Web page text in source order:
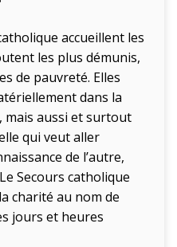
accueillent les
les plus démunis,
de pauvreté. Elles
dans la
mais aussi et surtout
qui veut aller
de l’autre,
Secours catholique
charité au nom de
jours et heures